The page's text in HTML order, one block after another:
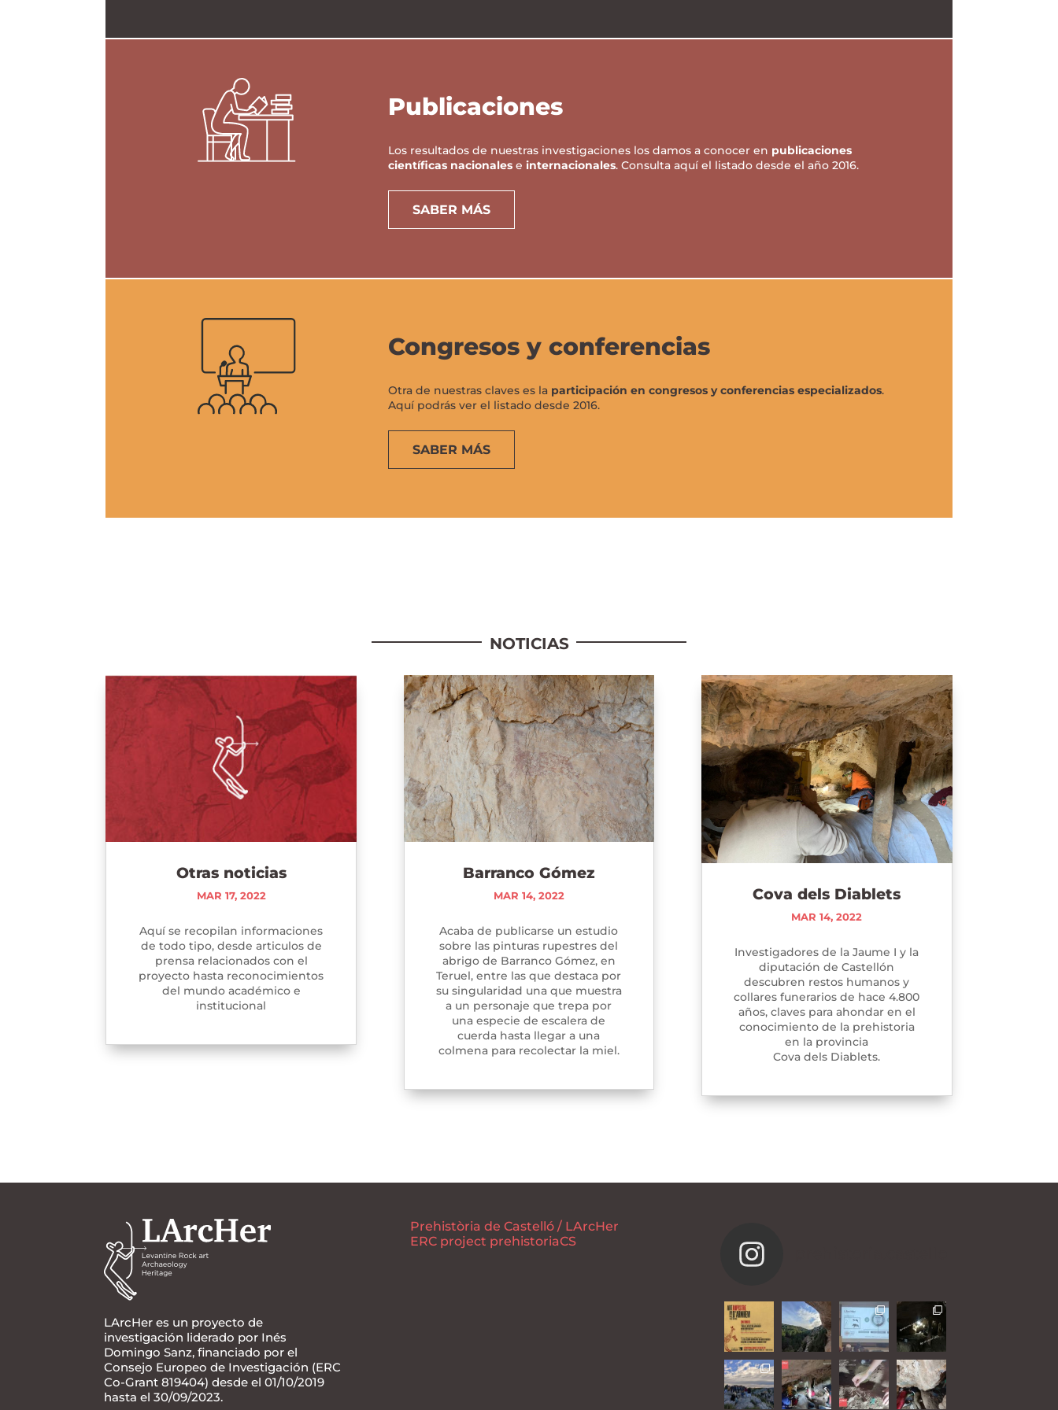
Publicaciones
Los resultados de nuestras investigaciones los damos a conocer en publicaciones
científicas nacionalese internacionales. Consulta aquí el listado desde el año 2016.
SABER MÁS
Congresos y conferencias
Otra de nuestras claves es la participación en congresos y conferencias especializados.
Aquí podrás ver el listado desde 2016.
SABER MÁS
NOTICIAS
Otras noticias
MAR 17, 2022
Aquí se recopilan informaciones
de todo tipo, desde articulos de
prensa relacionados con el
proyecto hasta reconocimientos
del mundo académico e
institucional
Barranco Gómez
MAR 14, 2022
Acaba de publicarse un estudio
sobre las pinturas rupestres del
abrigo de Barranco Gómez, en
Teruel, entre las que destaca por
su singularidad una que muestra
a un personaje que trepa por
una especie de escalera de
cuerda hasta llegar a una
colmena para recolectar la miel.
Cova dels Diablets
MAR 14, 2022
Investigadores de la Jaume I y la
diputación de Castellón
descubren restos humanos y
collares funerarios de hace 4.800
años, claves para ahondar en el
conocimiento de la prehistoria
en la provincia
Cova dels Diablets.
LArcHer es un proyecto de
investigación liderado por Inés
Domingo Sanz, financiado por el
Consejo Europeo de Investigación (ERC
Co-Grant 819404) desde el 01/10/2019
hasta el 30/09/2023.
Prehistòria de Castelló / LArcHer
ERC project prehistoriaCS